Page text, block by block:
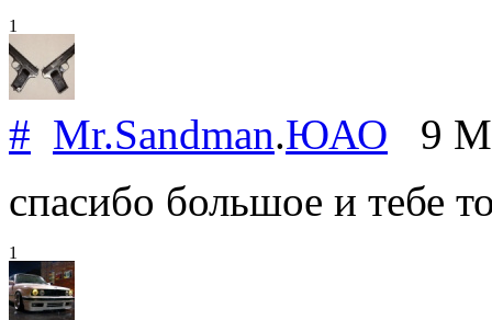
1
# Mr.Sandman.ЮАО 9
спасибо большое и тебе
1